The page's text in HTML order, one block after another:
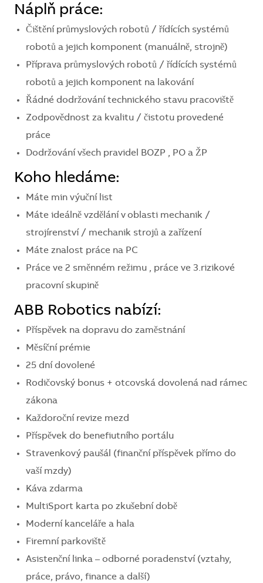
Náplň práce:
Čištění průmyslových robotů / řídících systémů
robotů a jejich komponent (manuálně, strojně)
Příprava průmyslových robotů / řídících systémů
robotů a jejich komponent na lakování
Řádné dodržování technického stavu pracoviště
Zodpovědnost za kvalitu / čistotu provedené
práce
Dodržování všech pravidel BOZP , PO a ŽP
Koho hledáme:
Máte min výuční list
Máte ideálně vzdělání v oblasti mechanik /
strojírenství / mechanik strojů a zařízení
Máte znalost práce na PC
Práce ve 2 směnném režimu , práce ve 3.rizikové
pracovní skupině
ABB Robotics nabízí:
Příspěvek na dopravu do zaměstnání
Měsíční prémie
25 dní dovolené
Rodičovský bonus + otcovská dovolená nad rámec
zákona
Každoroční revize mezd
Příspěvek do benefiutního portálu
Stravenkový paušál (finanční příspěvek přímo do
vaší mzdy)
Káva zdarma
MultiSport karta po zkušební době
Moderní kanceláře a hala
Firemní parkoviště
Asistenční linka – odborné poradenství (vztahy,
práce, právo, finance a další)